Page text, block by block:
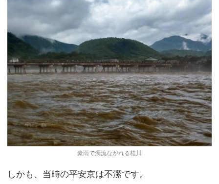
豪雨で濁流ながれる桂川
しかも、当時の平安京は不潔です。